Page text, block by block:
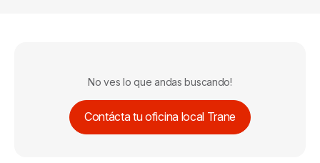
No ves lo que andas buscando!
Contácta tu oficina local Trane